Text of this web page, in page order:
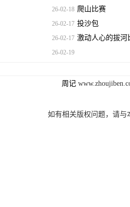
26-02-18 爬山比赛
26-02-17 投沙包
26-02-17 激动人心的拔河
26-02-19
周记
如有相关版权问题，请与